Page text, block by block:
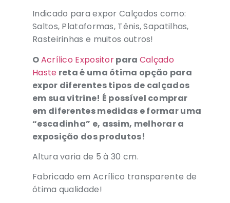
Indicado para expor Calçados como:
Saltos, Plataformas, Tênis, Sapatilhas,
Rasteirinhas e muitos outros!
OAcrílico Expositorpara Calçado
Haste retaé uma ótima opção para
expor diferentes tipos de calçados
em sua vitrine! É possível comprar
em diferentes medidas e formar uma
“escadinha” e, assim, melhorar a
exposição dos produtos!
Altura varia de 5 à 30 cm.
Fabricado em Acrílico transparente de
ótima qualidade!